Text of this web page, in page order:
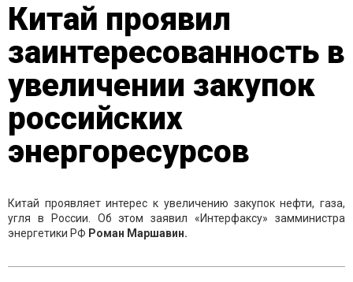
Китай проявил
заинтересованность в
увеличении закупок
российских
энергоресурсов
Китай проявляет интерес к увеличению закупок нефти, газа,
угля в России. Об этом заявил «Интерфаксу» замминистра
энергетики РФ Роман Маршавин.